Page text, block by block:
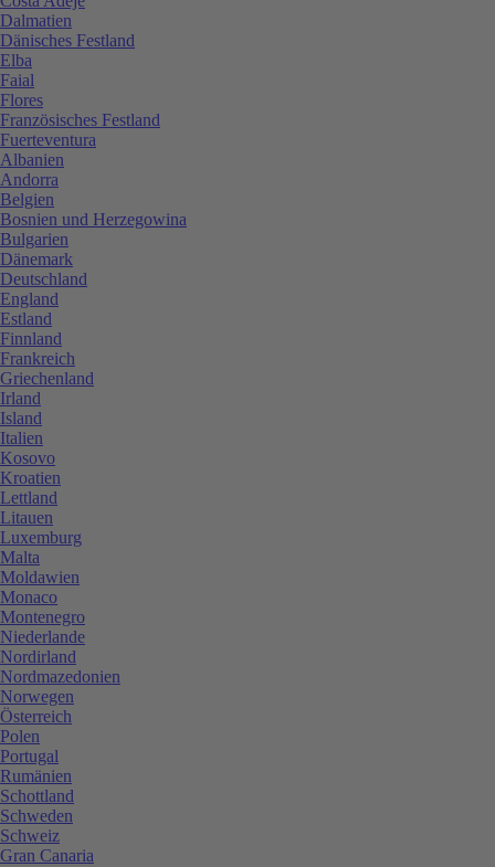
Dalmatien
Dänisches Festland
Elba
Faial
Flores
Französisches Festland
Fuerteventura
Albanien
Andorra
Belgien
Bosnien und Herzegowina
Bulgarien
Dänemark
Deutschland
England
Estland
Finnland
Frankreich
Griechenland
Irland
Island
Italien
Kosovo
Kroatien
Lettland
Litauen
Luxemburg
Malta
Moldawien
Monaco
Montenegro
Niederlande
Nordirland
Nordmazedonien
Norwegen
Österreich
Polen
Portugal
Rumänien
Schottland
Schweden
Schweiz
Gran Canaria